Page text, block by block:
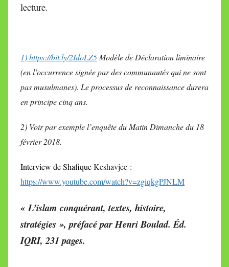
lecture.
1) https://bit.ly/2IdoLZ5Modèle de Déclaration liminaire
(en l’occurrence signée par des communautés qui ne sont
pas musulmanes). Le processus de reconnaissance durera
en principe cinq ans.
2) Voir par exemple l’enquête du Matin Dimanche du 18
février 2018.
Interview de ShafiqueKeshavjee :
https://www.youtube.com/watch?v=zgiqkgPJNLM
« L’islam conquérant, textes, histoire,
stratégies », préfacé par Henri Boulad. Éd.
IQRI, 231 pages.